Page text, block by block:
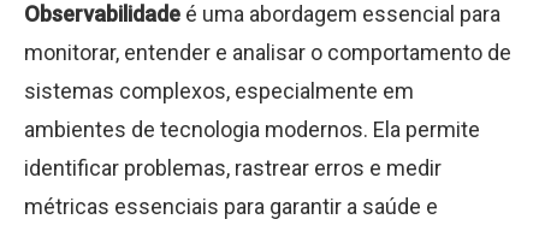
Observabilidade é uma abordagem essencial para
monitorar, entender e analisar o comportamento de
sistemas complexos, especialmente em
ambientes de tecnologia modernos. Ela permite
identificar problemas, rastrear erros e medir
métricas essenciais para garantir a saúde e